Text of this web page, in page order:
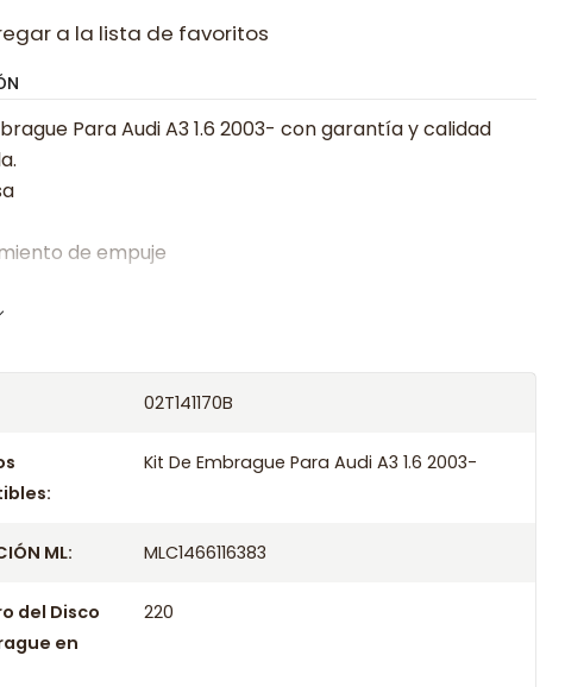
a la lista de favoritos
Para Audi A3 1.6 2003- con garantía y calidad
de empuje
en embragues desde 2019, ofreciendo precios
02T141170B
Kit De Embrague Para Audi A3 1.6 2003-
ML: MLC1466116383
del Disco
en
220